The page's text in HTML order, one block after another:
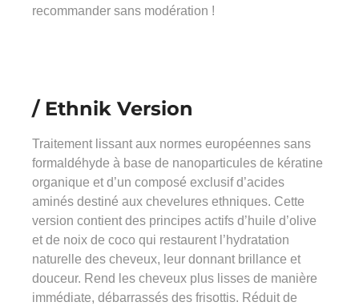
recommander sans modération !
/ Ethnik Version
Traitement lissant aux normes européennes sans
formaldéhyde à base de nanoparticules de kératine
organique et d’un composé exclusif d’acides
aminés destiné aux chevelures ethniques. Cette
version contient des principes actifs d’huile d’olive
et de noix de coco qui restaurent l’hydratation
naturelle des cheveux, leur donnant brillance et
douceur. Rend les cheveux plus lisses de manière
immédiate, débarrassés des frisottis. Réduit de